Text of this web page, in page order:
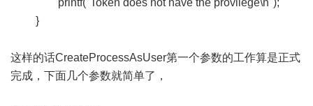
printf("Token does not have the provilege\n");
}
这样的话CreateProcessAsUser第一个参数的工作算是正式
完成，下面几个参数就简单了，